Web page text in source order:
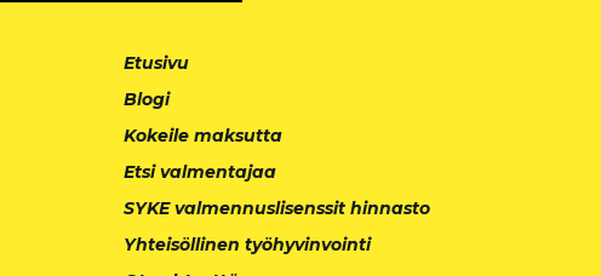
Etusivu
Blogi
Kokeile maksutta
Etsi valmentajaa
SYKE valmennuslisenssit hinnasto
Yhteisöllinen työhyvinvointi